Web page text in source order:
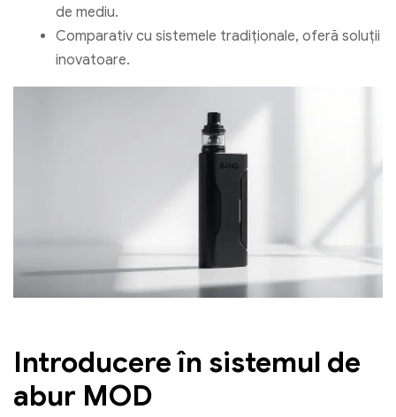
de mediu.
Comparativ cu sistemele tradiționale, oferă soluții
inovatoare.
Introducere în sistemul de
abur MOD